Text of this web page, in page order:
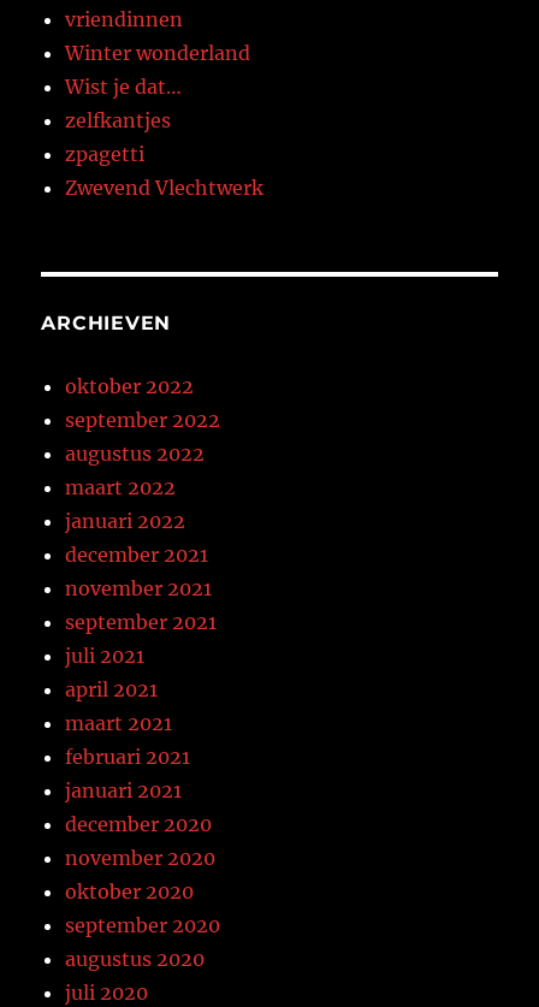
vriendinnen
Winter wonderland
Wist je dat…
zelfkantjes
zpagetti
Zwevend Vlechtwerk
ARCHIEVEN
oktober 2022
september 2022
augustus 2022
maart 2022
januari 2022
december 2021
november 2021
september 2021
juli 2021
april 2021
maart 2021
februari 2021
januari 2021
december 2020
november 2020
oktober 2020
september 2020
augustus 2020
juli 2020